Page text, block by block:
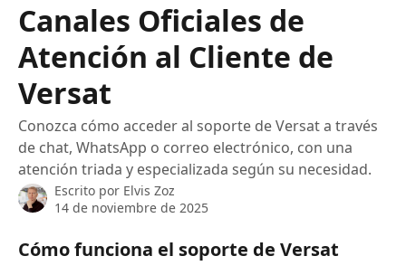
Canales Oficiales de
Atención al Cliente de
Versat
Conozca cómo acceder al soporte de Versat a través
de chat, WhatsApp o correo electrónico, con una
atención triada y especializada según su necesidad.
Escrito por Elvis Zoz
14 de noviembre de 2025
Cómo funciona el soporte de Versat